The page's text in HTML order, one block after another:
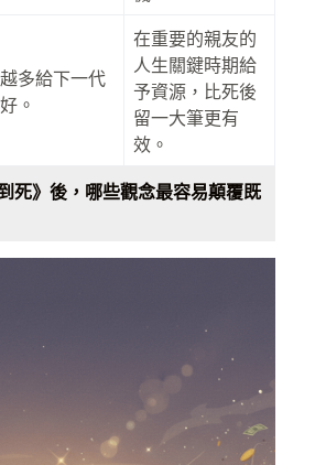
多給下一代
。​
在重要的親友的
人生關鍵時期給
予資源，比死後
留一大筆更有
效。
死》後，哪些觀念最容易顛覆既